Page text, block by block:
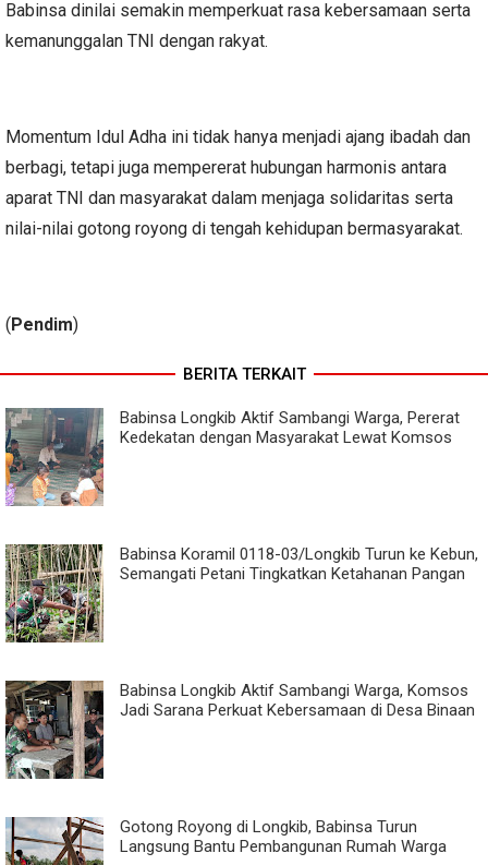
Babinsa dinilai semakin memperkuat rasa kebersamaan serta
kemanunggalan TNI dengan rakyat.
Momentum Idul Adha ini tidak hanya menjadi ajang ibadah dan
berbagi, tetapi juga mempererat hubungan harmonis antara
aparat TNI dan masyarakat dalam menjaga solidaritas serta
nilai-nilai gotong royong di tengah kehidupan bermasyarakat.
(Pendim)
BERITA TERKAIT
Babinsa Longkib Aktif Sambangi Warga, Pererat
Kedekatan dengan Masyarakat Lewat Komsos
Babinsa Koramil 0118-03/Longkib Turun ke Kebun,
Semangati Petani Tingkatkan Ketahanan Pangan
Babinsa Longkib Aktif Sambangi Warga, Komsos
Jadi Sarana Perkuat Kebersamaan di Desa Binaan
Gotong Royong di Longkib, Babinsa Turun
Langsung Bantu Pembangunan Rumah Warga